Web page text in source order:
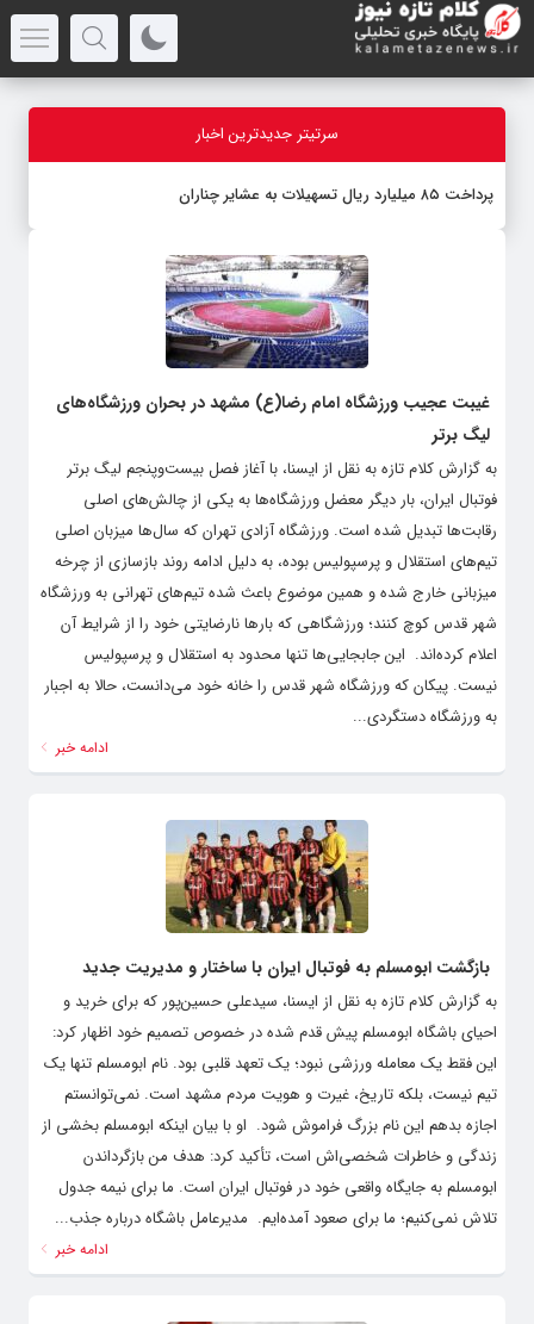
سرتیتر جدیدترین اخبار
پرداخت ۸۵ میلیارد ریال تسهیلات به عشایر چناران
غیبت عجیب ورزشگاه امام رضا(ع) مشهد در بحران ورزشگاه‌های
لیگ برتر
به گزارش کلام تازه به نقل از ایسنا، با آغاز فصل بیست‌وپنجم لیگ برتر
فوتبال ایران، بار دیگر معضل ورزشگاه‌ها به یکی از چالش‌های اصلی
رقابت‌ها تبدیل شده است. ورزشگاه آزادی تهران که سال‌ها میزبان اصلی
تیم‌های استقلال و پرسپولیس بوده، به دلیل ادامه روند بازسازی از چرخه
میزبانی خارج شده و همین موضوع باعث شده تیم‌های تهرانی به ورزشگاه
شهر قدس کوچ کنند؛ ورزشگاهی که بارها نارضایتی خود را از شرایط آن
اعلام کرده‌اند. ‌ این جابجایی‌ها تنها محدود به استقلال و پرسپولیس
نیست. پیکان که ورزشگاه شهر قدس را خانه خود می‌دانست، حالا به اجبار
به ورزشگاه دستگردی...
ادامه خبر
بازگشت ابومسلم به فوتبال ایران با ساختار و مدیریت جدید
به گزارش کلام تازه به نقل از ایسنا، سیدعلی حسین‌پور که برای خرید و
احیای باشگاه ابومسلم پیش قدم شده در خصوص تصمیم خود اظهار کرد:
این فقط یک معامله ورزشی نبود؛ یک تعهد قلبی بود. نام ابومسلم تنها یک
تیم نیست، بلکه تاریخ، غیرت و هویت مردم مشهد است. نمی‌توانستم
اجازه بدهم این نام بزرگ فراموش شود. ‌ او با بیان اینکه ابومسلم بخشی از
زندگی و خاطرات شخصی‌اش است، تأکید کرد: هدف من بازگرداندن
ابومسلم به جایگاه واقعی خود در فوتبال ایران است. ما برای نیمه جدول
تلاش نمی‌کنیم؛ ما برای صعود آمده‌ایم. ‌ مدیرعامل باشگاه درباره جذب...
ادامه خبر